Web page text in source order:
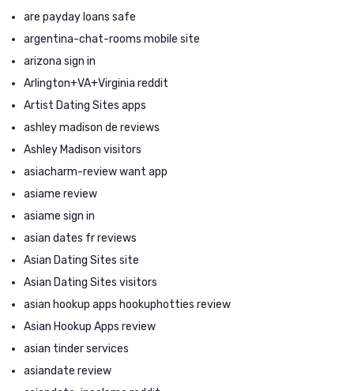
are payday loans safe
argentina-chat-rooms mobile site
arizona sign in
Arlington+VA+Virginia reddit
Artist Dating Sites apps
ashley madison de reviews
Ashley Madison visitors
asiacharm-review want app
asiame review
asiame sign in
asian dates fr reviews
Asian Dating Sites site
Asian Dating Sites visitors
asian hookup apps hookuphotties review
Asian Hookup Apps review
asian tinder services
asiandate review